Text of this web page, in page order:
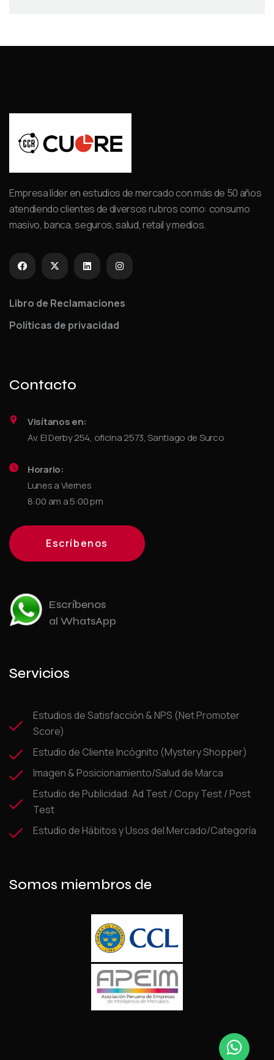
Empresa líder en estudios de mercado con más de 50 años
atendiendo clientes de diversos rubros como: consumo
masivo, banca, seguros, salud, retail y medios.
Libro de Reclamaciones
Políticas de privacidad
Contacto
Visítanos en:
Av. El Derby 254, oficina 2573, Santiago de Surco
Horario:
Lunes a Viernes
8:00 am a 5:00 pm
Escríbenos
Escríbenos
al WhatsApp
Servicios
Estudios de Satisfacción & NPS (Net Promoter
Score)
Estudio de Cliente Incógnito (Mystery Shopper)
Imagen & Posicionamiento/Salud de Marca
Estudio de Publicidad: Ad Test / Copy Test / Post
Test
Estudio de Hábitos y Usos del Mercado/Categoría
Somos miembros de